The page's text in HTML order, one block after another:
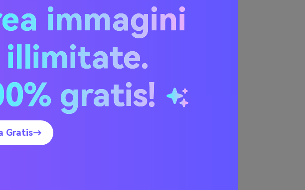
immagini
illimitate.
gratis!
Gratis→